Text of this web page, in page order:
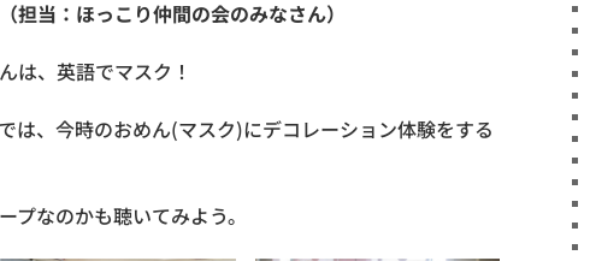
当：ほっこり仲間の会のみなさん）
は、英語でマスク！
は、今時のおめん(マスク)にデコレーション体験をする
プなのかも聴いてみよう。